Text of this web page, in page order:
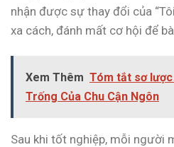
nhận được sự thay đổi của
xa cách, đánh mất cơ hội để
Xem Thêm Tóm tắt sơ
Trống Của Chu Cận Ngôn
Sau khi tốt nghiệp, mỗi người